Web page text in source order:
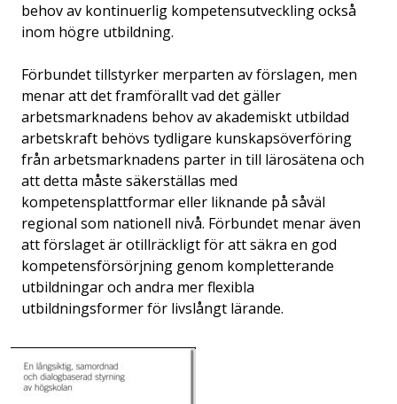
behov av kontinuerlig kompetensutveckling också
inom högre utbildning.
Förbundet tillstyrker merparten av förslagen, men
menar att det framförallt vad det gäller
arbetsmarknadens behov av akademiskt utbildad
arbetskraft behövs tydligare kunskapsöverföring
från arbetsmarknadens parter in till lärosätena och
att detta måste säkerställas med
kompetensplattformar eller liknande på såväl
regional som nationell nivå. Förbundet menar även
att förslaget är otillräckligt för att säkra en god
kompetensförsörjning genom kompletterande
utbildningar och andra mer flexibla
utbildningsformer för livslångt lärande.